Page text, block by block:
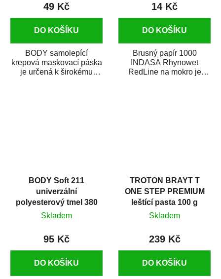
49 Kč
DO KOŠÍKU
BODY samolepící
krepová maskovací páska
je určená k širokému
14 Kč
DO KOŠÍKU
Brusný papír 1000
INDASA Rhynowet
RedLine na mokro je
BODY Soft 211
univerzální
polyesterový tmel 380
g
Skladem
95 Kč
DO KOŠÍKU
TROTON BRAYT T
ONE STEP PREMIUM
leštící pasta 100 g
Skladem
239 Kč
DO KOŠÍKU